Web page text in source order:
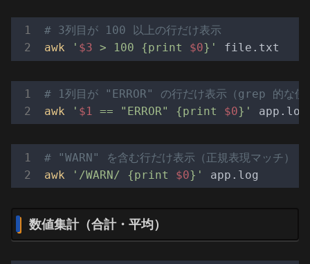
# 3列目が 100 以上の行だけ表示
awk
' $3 > 100 {print $0}'
# 1列目が "ERROR" の行だけ表示（grep 的な使
awk
' $1 == "ERROR" {print $0}'
# "WARN" を含む行だけ表示（正規表現マッチ）
awk
'/WARN/ {print $0}'
数値集計（合計・平均）